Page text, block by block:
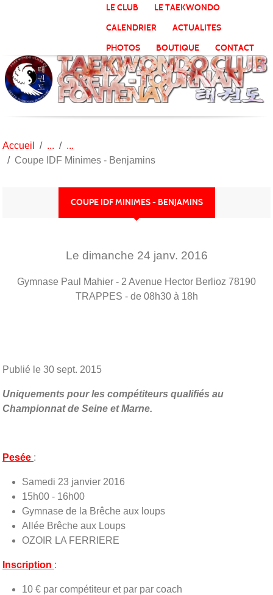
LE CLUB
LE TAEKWONDO
CALENDRIER
ACTUALITES
PHOTOS
BOUTIQUE CONTACT
Accueil
Coupe IDF Minimes - Benjamins
COUPE IDF MINIMES - BENJAMINS
Le dimanche 24 janv. 2016
Gymnase Paul Mahier - 2 Avenue Hector Berlioz 78190
TRAPPES - de 08h30 à 18h
Publié le 30 sept. 2015
Uniquements pour les compétiteurs qualifiés au
Championnat de Seine et Marne.
Pesée :
Samedi 23 janvier 2016
15h00 - 16h00
Gymnase de la Brêche aux loups
Allée Brêche aux Loups
OZOIR LA FERRIERE
Inscription :
10 € par compétiteur et par par coach
Panneau de gestion des cookies